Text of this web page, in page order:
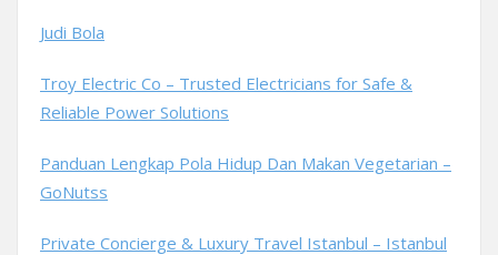
Judi Bola
Troy Electric Co – Trusted Electricians for Safe &
Reliable Power Solutions
Panduan Lengkap Pola Hidup Dan Makan Vegetarian –
GoNutss
Private Concierge & Luxury Travel Istanbul – Istanbul